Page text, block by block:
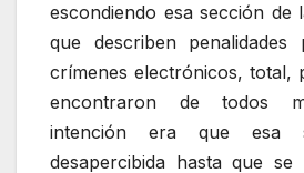
escondiendo esa sección de
que describen penalidades
crímenes electrónicos, total,
encontraron de todos
intención era que esa
desapercibida hasta que